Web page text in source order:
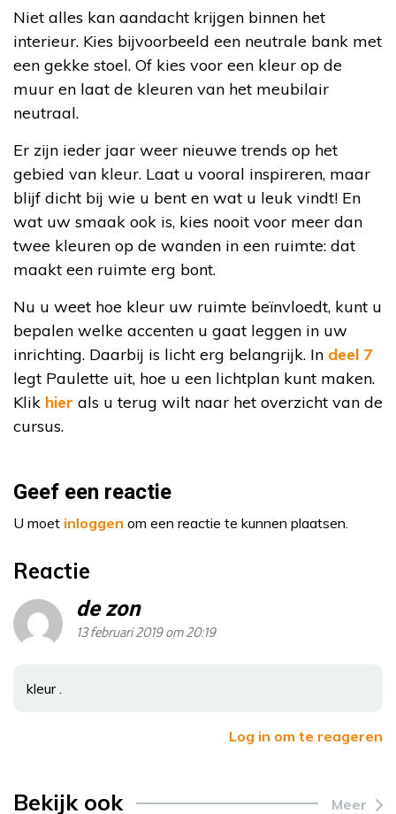
Niet alles kan aandacht krijgen binnen het
interieur. Kies bijvoorbeeld een neutrale bank met
een gekke stoel. Of kies voor een kleur op de
muur en laat de kleuren van het meubilair
neutraal.
Er zijn ieder jaar weer nieuwe trends op het
gebied van kleur. Laat u vooral inspireren, maar
blijf dicht bij wie u bent en wat u leuk vindt! En
wat uw smaak ook is, kies nooit voor meer dan
twee kleuren op de wanden in een ruimte: dat
maakt een ruimte erg bont.
Nu u weet hoe kleur uw ruimte beïnvloedt, kunt u
bepalen welke accenten u gaat leggen in uw
inrichting. Daarbij is licht erg belangrijk. In deel 7
legt Paulette uit, hoe u een lichtplan kunt maken.
Klik hier als u terug wilt naar het overzicht van de
cursus.
Geef een reactie
U moet inloggen om een reactie te kunnen plaatsen.
Reactie
de zon
13 februari 2019 om 20:19
kleur .
Log in om te reageren
Bekijk ook Meer